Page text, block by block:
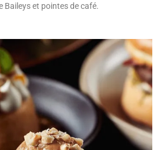
Baileys et pointes de café.